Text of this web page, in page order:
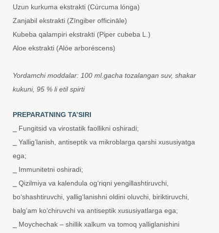
Uzun kurkuma ekstrakti (Cúrcuma lónga)
Zanjabil ekstrakti (Zīngiber officināle)
Kubeba qalampiri ekstrakti (Piper cubeba L.)
Aloe ekstrakti (Alóe arboréscens)
Yordamchi moddalar: 100 ml.gacha tozalangan suv, shakar
kukuni, 95 % li etil spirti
PREPARATNING TA’SIRI
⎯ Fungitsid va virostatik faollikni oshiradi;
⎯ Yallig’lanish, antiseptik va mikroblarga qarshi xususiyatga
ega;
⎯ Immunitetni oshiradi;
⎯ Qizilmiya va kalendula og‘riqni yengillashtiruvchi,
bo‘shashtiruvchi, yallig‘lanishni oldini oluvchi, biriktiruvchi,
balg‘am ko‘chiruvchi va antiseptik xususiyatlarga ega;
⎯ Moychechak – shillik xalkum va tomoq yalliglanishini